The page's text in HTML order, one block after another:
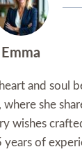
Emma
and soul
she
wishes
of